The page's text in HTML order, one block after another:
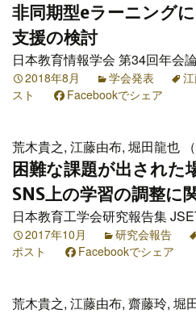
非同期型eラーニング
支援の検討
日本教育情報学会 第34回年会
2018年8月 学会発表
スト
Facebookでシェア
荒木貴之, 江藤由布, 堀田龍也
困難な課題が出された
SNS上の学習の調整に
日本教育工学会研究報告集
2017年10月 研究会報告
ポスト
Facebookでシェア
荒木貴之, 江藤由布, 齋藤玲, 堀